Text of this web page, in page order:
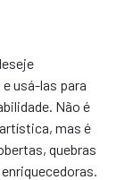
usá-las para
Não é
mas é
quebras